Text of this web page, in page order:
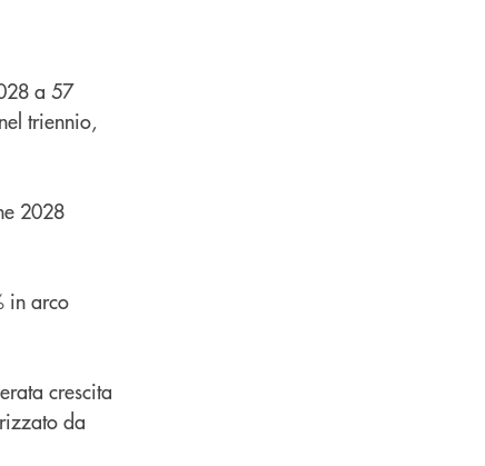
a 57
triennio,
2028
in arco
crescita
da